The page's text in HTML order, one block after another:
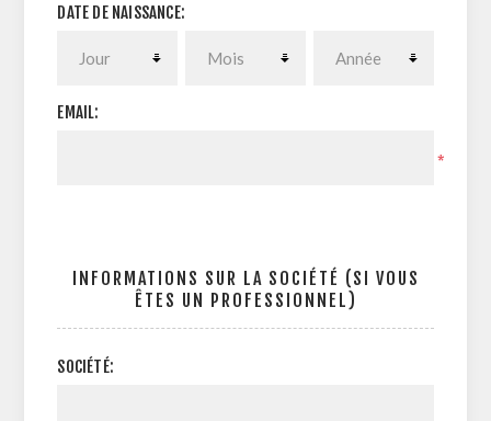
DATE DE NAISSANCE:
EMAIL:
*
INFORMATIONS SUR LA SOCIÉTÉ (SI VOUS
ÊTES UN PROFESSIONNEL)
SOCIÉTÉ: